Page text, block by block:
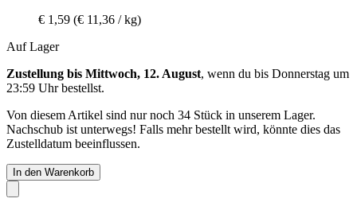
€ 1,59 (€ 11,36 / kg)
Auf Lager
Zustellung bis Mittwoch, 12. August, wenn du bis Donnerstag um
23:59 Uhrbestellst.
Von diesem Artikel sind nur noch 34 Stück in unserem Lager.
Nachschub ist unterwegs! Falls mehr bestellt wird, könnte dies das
Zustelldatum beeinflussen.
In den Warenkorb